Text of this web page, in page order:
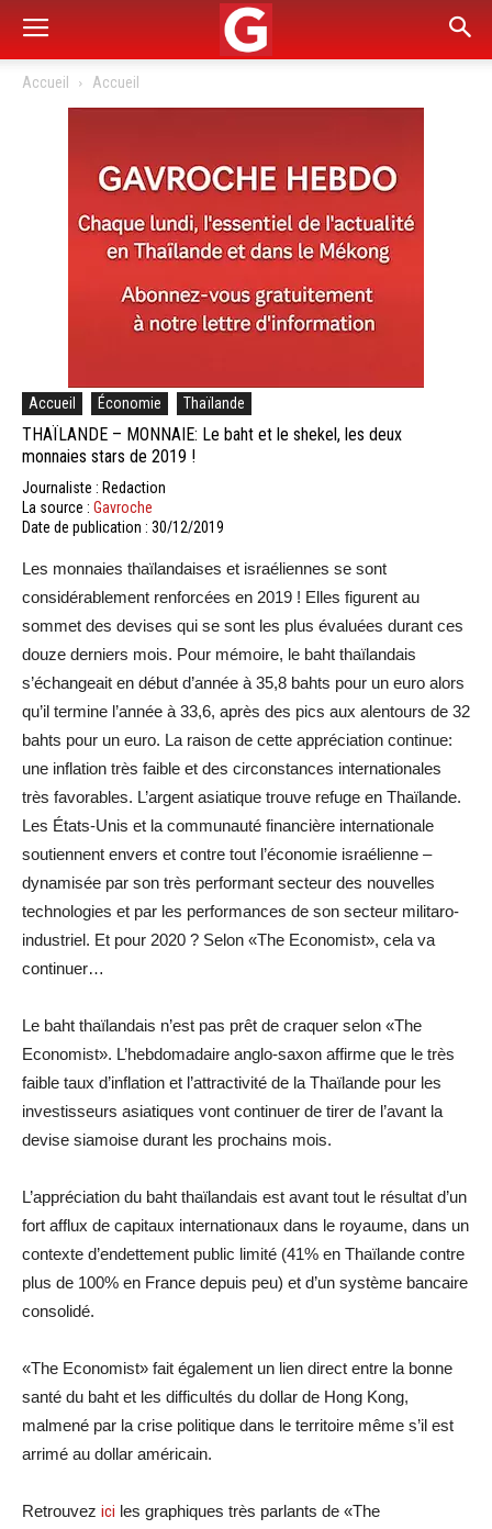
Accueil Accueil
Accueil Économie Thaïlande
THAÏLANDE – MONNAIE: Le baht et le shekel, les deux
monnaies stars de 2019 !
Journaliste : Redaction
La source : Gavroche
Date de publication : 30/12/2019
Les monnaies thaïlandaises et israéliennes se sont
considérablement renforcées en 2019 ! Elles figurent au
sommet des devises qui se sont les plus évaluées durant ces
douze derniers mois. Pour mémoire, le baht thaïlandais
s’échangeait en début d’année à 35,8 bahts pour un euro alors
qu’il termine l’année à 33,6, après des pics aux alentours de 32
bahts pour un euro. La raison de cette appréciation continue:
une inflation très faible et des circonstances internationales
très favorables. L’argent asiatique trouve refuge en Thaïlande.
Les États-Unis et la communauté financière internationale
soutiennent envers et contre tout l’économie israélienne –
dynamisée par son très performant secteur des nouvelles
technologies et par les performances de son secteur militaro-
industriel. Et pour 2020 ? Selon «The Economist», cela va
continuer…
Le baht thaïlandais n’est pas prêt de craquer selon «The
Economist». L’hebdomadaire anglo-saxon affirme que le très
faible taux d’inflation et l’attractivité de la Thaïlande pour les
investisseurs asiatiques vont continuer de tirer de l’avant la
devise siamoise durant les prochains mois.
L’appréciation du baht thaïlandais est avant tout le résultat d’un
fort afflux de capitaux internationaux dans le royaume, dans un
contexte d’endettement public limité (41% en Thaïlande contre
plus de 100% en France depuis peu) et d’un système bancaire
consolidé.
«The Economist» fait également un lien direct entre la bonne
santé du baht et les difficultés du dollar de Hong Kong,
malmené par la crise politique dans le territoire même s’il est
arrimé au dollar américain.
Retrouvez ici les graphiques très parlants de «The